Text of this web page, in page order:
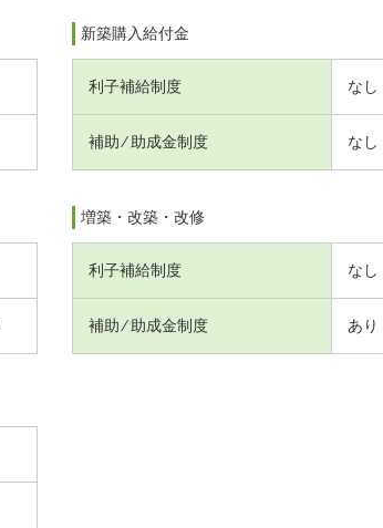
新築購入給付金
利子補給制度 なし
補助 ⁄ 助成金制度 なし
増築・改築・改修
利子補給制度 なし
補助 ⁄ 助成金制度 あり